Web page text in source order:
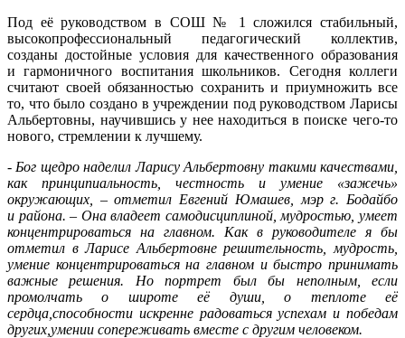
Под её руководством в СОШ № 1 сложился стабильный,
высокопрофессиональный педагогический коллектив,
созданы достойные условия для качественного образования
и гармоничного воспитания школьников. Сегодня коллеги
считают своей обязанностью сохранить и приумножить все
то, что было создано в учреждении под руководством Ларисы
Альбертовны, научившись у нее находиться в поиске чего-то
нового, стремлении к лучшему.
- Бог щедро наделил Ларису Альбертовну такими качествами,
как принципиальность, честность и умение «зажечь»
окружающих, – отметил Евгений Юмашев, мэр г. Бодайбо
и района. – Она владеет самодисциплиной, мудростью, умеет
концентрироваться на главном. Как в руководителе я бы
отметил в Ларисе Альбертовне решительность, мудрость,
умение концентрироваться на главном и быстро принимать
важные решения.
Но портрет был бы неполным, если
промолчать о широте её души, о теплоте её
сердца, способности искренне радоваться успехам и победам
других, умении сопереживать вместе с другим человеком.